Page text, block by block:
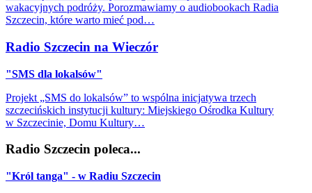
wakacyjnych podróży. Porozmawiamy o audiobookach Radia
Szczecin, które warto mieć pod…
Radio Szczecin na Wieczór
"SMS dla lokalsów"
Projekt „SMS do lokalsów” to wspólna inicjatywa trzech
szczecińskich instytucji kultury: Miejskiego Ośrodka Kultury
w Szczecinie, Domu Kultury…
Radio Szczecin poleca...
"Król tanga" - w Radiu Szczecin